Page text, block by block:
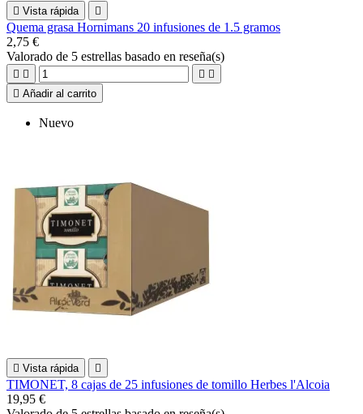
 Vista rápida 
Quema grasa Hornimans 20 infusiones de 1.5 gramos
2,75 €
Valorado de 5 estrellas basado en reseña(s)
   
 Añadir al carrito
Nuevo
 Vista rápida 
TIMONET, 8 cajas de 25 infusiones de tomillo Herbes l'Alcoia
19,95 €